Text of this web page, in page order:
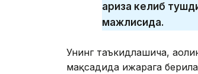
ариза келиб
мажлисида.
Унинг таъкидлашича,
мақсадида ижарага